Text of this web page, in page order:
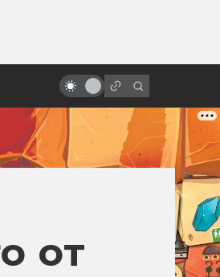
от